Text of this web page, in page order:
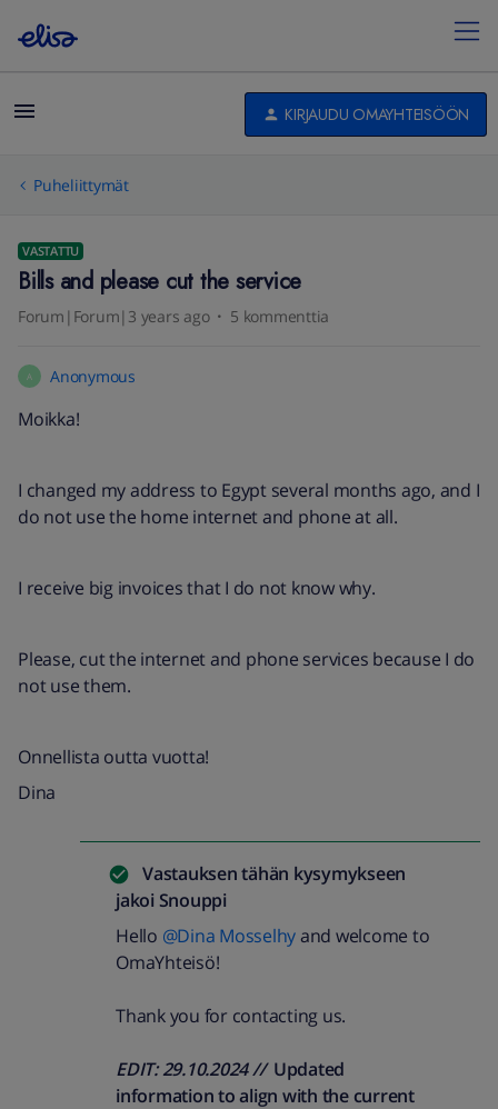
KIRJAUDU OMAYHTEISÖÖN
Puheliittymät
VASTATTU
Bills and please cut the service
Forum|Forum|3 years ago 5 kommenttia
A Anonymous
Moikka!
I changed my address to Egypt several months ago, and I
do not use the home internet and phone at all.
I receive big invoices that I do not know why.
Please, cut the internet and phone services because I do
not use them.
Onnellista outta vuotta!
Dina
Vastauksen tähän kysymykseen
jakoi Snouppi
Hello @Dina Mosselhyand welcome to
OmaYhteisö!
Thank you for contacting us.
EDIT: 29.10.2024 // Updated
information to align with the current